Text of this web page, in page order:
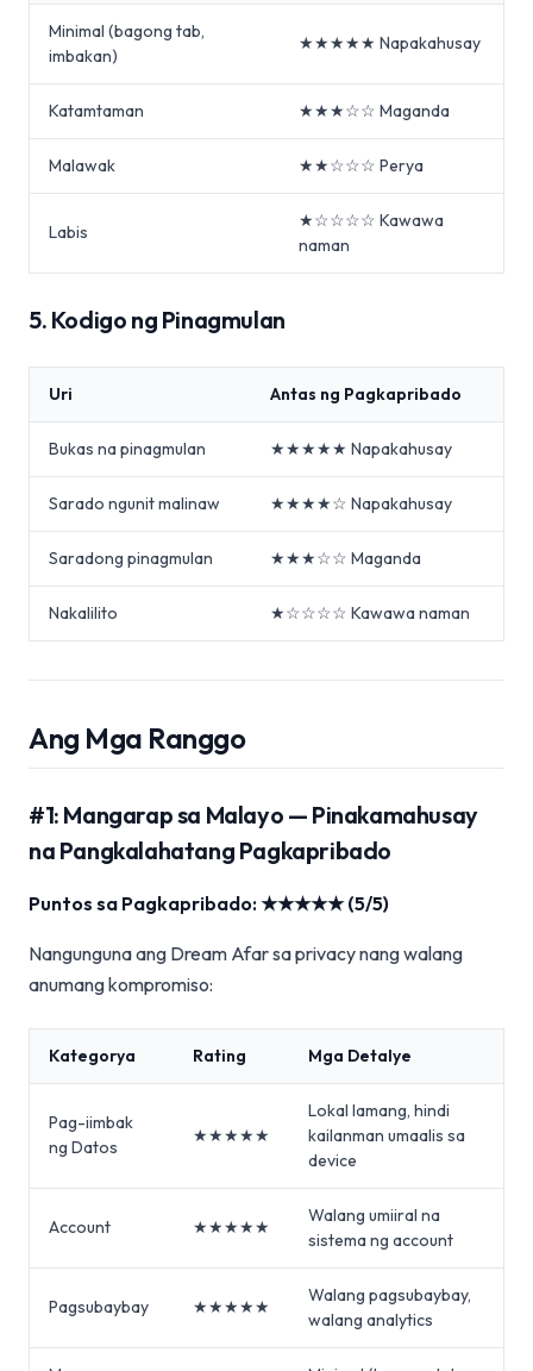
Minimal (bagong tab,
imbakan)
★★★★★ Napakahusay
Katamtaman ★★★☆☆ Maganda
Malawak ★★☆☆☆ Perya
Labis
★☆☆☆☆ Kawawa
naman
5. Kodigo ng Pinagmulan
Uri Antas ng Pagkapribado
Bukas na pinagmulan ★★★★★ Napakahusay
Sarado ngunit malinaw ★★★★☆ Napakahusay
Saradong pinagmulan ★★★☆☆ Maganda
Nakalilito ★☆☆☆☆ Kawawa naman
Ang Mga Ranggo
#1: Mangarap sa Malayo — Pinakamahusay
na Pangkalahatang Pagkapribado
Puntos sa Pagkapribado: ★★★★★ (5/5)
Nangunguna ang Dream Afar sa privacy nang walang
anumang kompromiso:
Kategorya Rating Mga Detalye
Pag-iimbak
ng Datos
★★★★★
Lokal lamang, hindi
kailanman umaalis sa
device
Account ★★★★★
Walang umiiral na
sistema ng account
Pagsubaybay ★★★★★
Walang pagsubaybay,
walang analytics